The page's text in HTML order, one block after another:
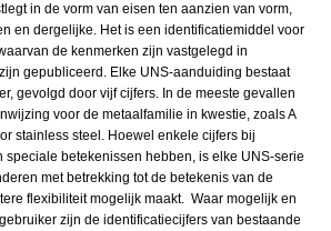
in de vorm van eisen ten aanzien van vorm,
en dergelijke. Het is een identificatiemiddel voor
de kenmerken zijn vastgelegd in
gepubliceerd. Elke UNS-aanduiding bestaat
gevolgd door vijf cijfers. In de meeste gevallen
voor de metaalfamilie in kwestie, zoals A
stainless steel. Hoewel enkele cijfers bij
speciale betekenissen hebben, is elke UNS-serie
met betrekking tot de betekenis van de
flexibiliteit mogelijk maakt. Waar mogelijk en
zijn de identificatiecijfers van bestaande